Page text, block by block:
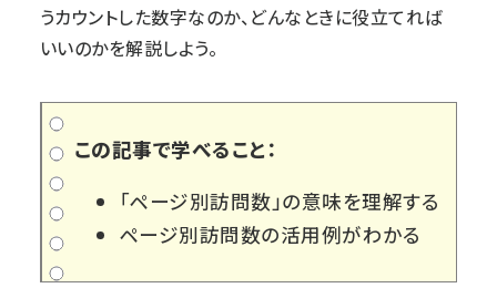
うカウントした数字なのか、どんなときに役立てれば
いいのかを解説しよう。
この記事で学べること：
「ページ別訪問数」の意味を理解する
ページ別訪問数の活用例がわかる